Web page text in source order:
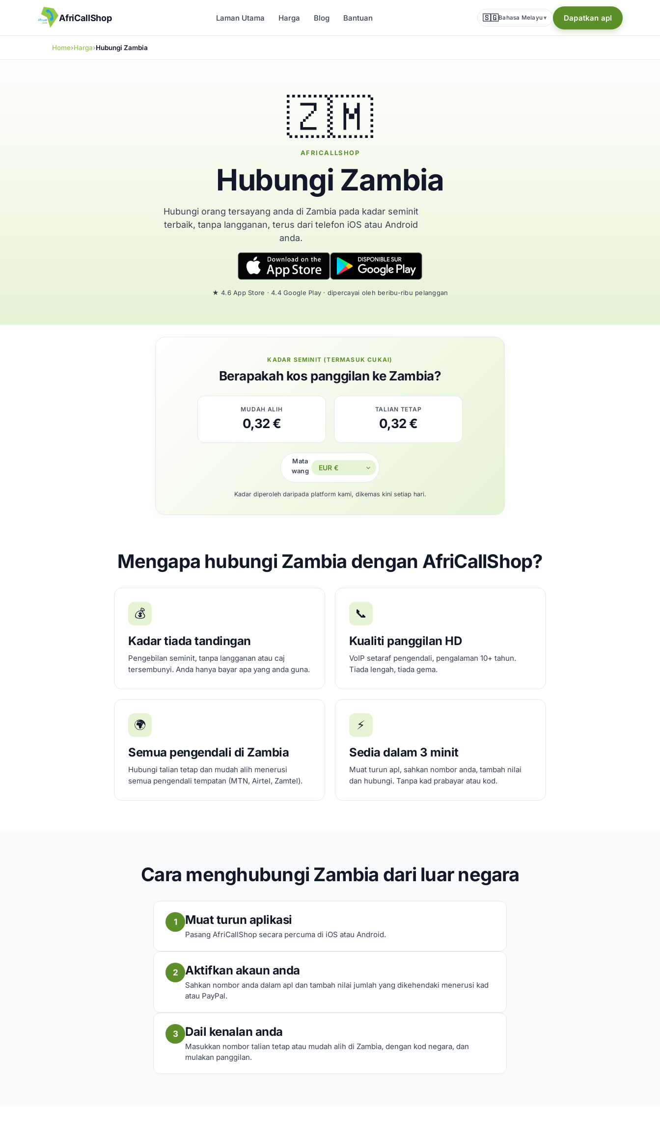
AfriCallShop Laman Utama Harga Blog Bantuan 🇸🇬Bahasa Melayu▾ Dapatkan apl
Home Harga Hubungi Zambia
🇿🇲
AFRICALLSHOP
Hubungi Zambia
Hubungi orang tersayang anda di Zambia pada kadar seminit
terbaik, tanpa langganan, terus dari telefon iOS atau Android
anda.
★ 4.6 App Store · 4.4 Google Play · dipercayai oleh beribu-ribu pelanggan
KADAR SEMINIT (TERMASUK CUKAI)
Berapakah kos panggilan ke Zambia?
MUDAH ALIH
0,32 €
TALIAN TETAP
0,32 €
Mata
wang
Kadar diperoleh daripada platform kami, dikemas kini setiap hari.
Mengapa hubungi Zambia dengan AfriCallShop?
💰
Kadar tiada tandingan
Pengebilan seminit, tanpa langganan atau caj
tersembunyi. Anda hanya bayar apa yang anda guna.
📞
Kualiti panggilan HD
VoIP setaraf pengendali, pengalaman 10+ tahun.
Tiada lengah, tiada gema.
🌍
Semua pengendali di Zambia
Hubungi talian tetap dan mudah alih menerusi
semua pengendali tempatan (MTN, Airtel, Zamtel).
⚡
Sedia dalam 3 minit
Muat turun apl, sahkan nombor anda, tambah nilai
dan hubungi. Tanpa kad prabayar atau kod.
Cara menghubungi Zambia dari luar negara
1 Muat turun aplikasi
Pasang AfriCallShop secara percuma di iOS atau Android.
2 Aktifkan akaun anda
Sahkan nombor anda dalam apl dan tambah nilai jumlah yang dikehendaki menerusi kad
atau PayPal.
3 Dail kenalan anda
Masukkan nombor talian tetap atau mudah alih di Zambia, dengan kod negara, dan
mulakan panggilan.